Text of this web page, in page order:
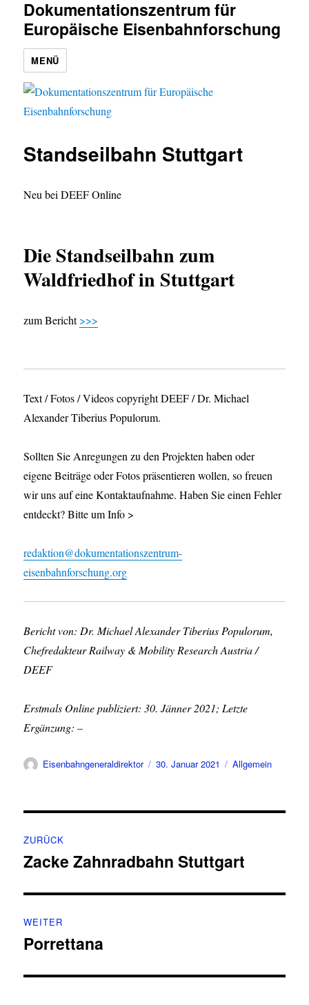
Dokumentationszentrum für
Europäische Eisenbahnforschung
MENÜ
Standseilbahn Stuttgart
Neu bei DEEF Online
Die Standseilbahn zum
Waldfriedhof in Stuttgart
zum Bericht>>>
Text / Fotos / Videos copyright DEEF / Dr. Michael
Alexander Tiberius Populorum.
Sollten Sie Anregungen zu den Projekten haben oder
eigene Beiträge oder Fotos präsentieren wollen, so freuen
wir uns auf eine Kontaktaufnahme. Haben Sie einen Fehler
entdeckt? Bitte um Info >
redaktion@dokumentationszentrum-
eisenbahnforschung.org
Bericht von: Dr. Michael Alexander Tiberius Populorum,
Chefredakteur Railway & Mobility Research Austria /
DEEF
Erstmals Online publiziert: 30. Jänner 2021; Letzte
Ergänzung: –
Autor
Eisenbahngeneraldirektor
Veröffentlicht
30. Januar 2021 Kategorien
Allgemein
ZURÜCK
Vorheriger
Zacke Zahnradbahn Stuttgart
WEITER
Nächster
Porrettana